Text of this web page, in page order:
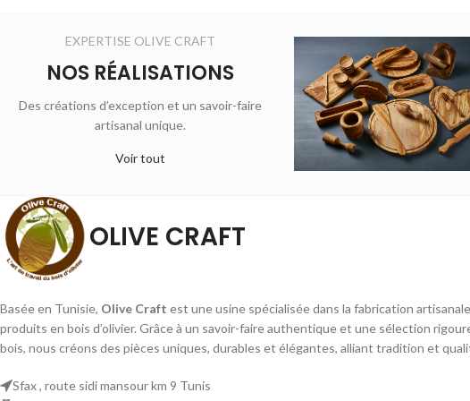
EXPERTISE OLIVE CRAFT
NOS RÉALISATIONS
Des créations d’exception et un savoir-faire
artisanal unique.
Voir tout
OLIVE CRAFT
Basée en Tunisie, Olive Craft est une usine spécialisée dans la fabrication
produits en bois d’olivier. Grâce à un savoir-faire authentique et une sélection
bois, nous créons des pièces uniques, durables et élégantes, alliant tradition et
Sfax , route sidi mansour km 9 Tunis